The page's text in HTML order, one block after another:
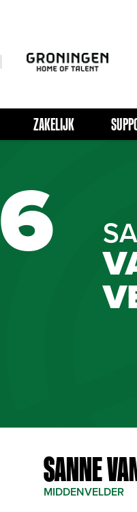
ZAKELIJK
6
SANNE
MIDDENVELDER